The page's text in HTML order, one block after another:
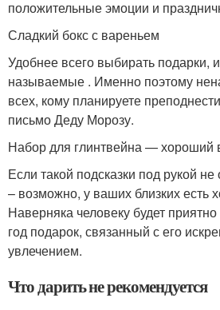
положительные эмоции и
Сладкий бокс с вареньем
Удобнее всего выбирать подарки,
называемые . Именно поэтому
всех, кому планируете
письмо Деду Морозу.
Набор для глинтвейна — хороший
Если такой подсказки под рукой
– возможно, у ваших близких есть
Наверняка человеку будет
год подарок, связанный с его
увлечением.
Что дарить не рекомендуется